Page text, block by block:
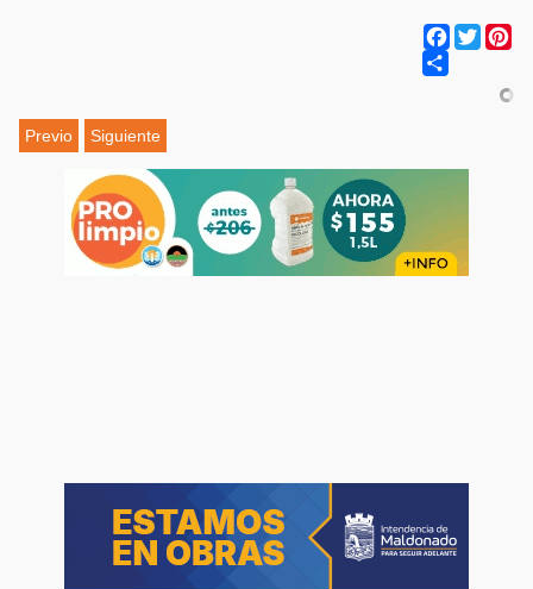
Facebook
Twitter
Previo Siguiente